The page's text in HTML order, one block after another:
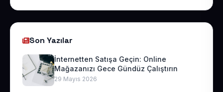
Son Yazılar
İnternetten Satışa Geçin: Online
Mağazanızı Gece Gündüz Çalıştırın
29 Mayıs 2026